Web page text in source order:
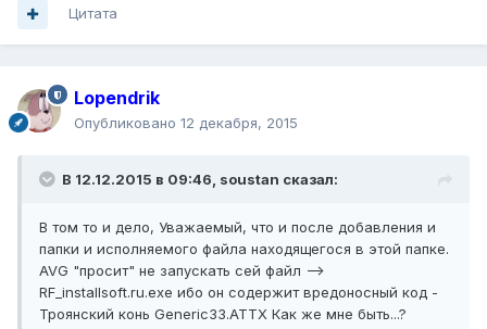
Цитата
Lopendrik
Опубликовано 12 декабря, 2015
В 12.12.2015 в 09:46, soustan сказал:
В том то и дело, Уважаемый, что и после добавления и
папки и исполняемого файла находящегося в этой папке.
AVG "просит" не запускать сей файл -->
RF_installsoft.ru.exe ибо он содержит вредоносный код -
Троянский конь Generic33.ATTX Как же мне быть...?